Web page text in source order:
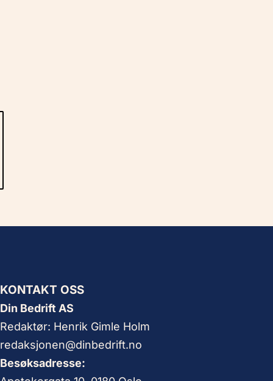
KONTAKT OSS
Din Bedrift AS
Redaktør: Henrik Gimle Holm
redaksjonen@dinbedrift.no
Besøksadresse: